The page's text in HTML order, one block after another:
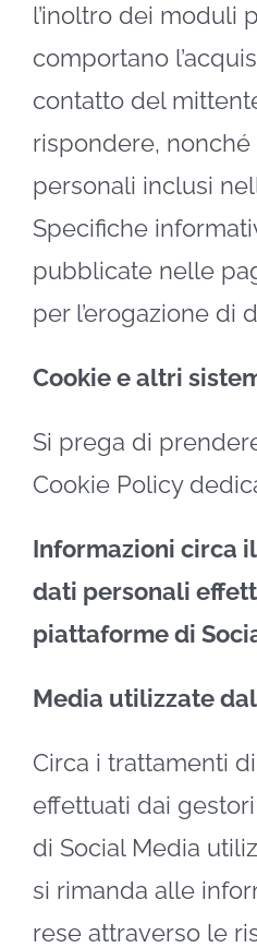
l’inoltro dei moduli
comportano
contatto del
rispondere,
personali inclusi
Specifiche
pubblicate nelle
per l’erogazione di
Cookie e altri
Si prega di
Cookie Policy
Informazioni circa
dati personali
piattaforme di
Media utilizzate
Circa i trattamenti
effettuati dai
di Social Media
si rimanda alle
rese attraverso le